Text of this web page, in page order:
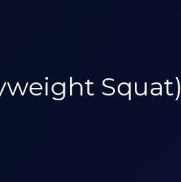
Squat)